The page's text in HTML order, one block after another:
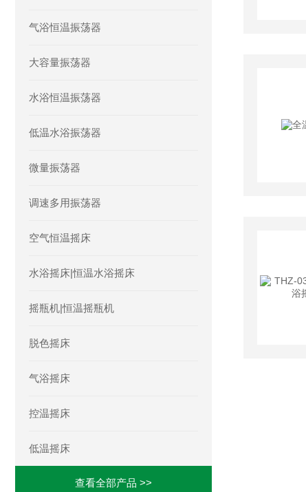
气浴恒温振荡器
大容量振荡器
水浴恒温振荡器
低温水浴振荡器
微量振荡器
调速多用振荡器
空气恒温摇床
水浴摇床|恒温水浴摇床
摇瓶机|恒温摇瓶机
脱色摇床
气浴摇床
控温摇床
低温摇床
查看全部产品 >>